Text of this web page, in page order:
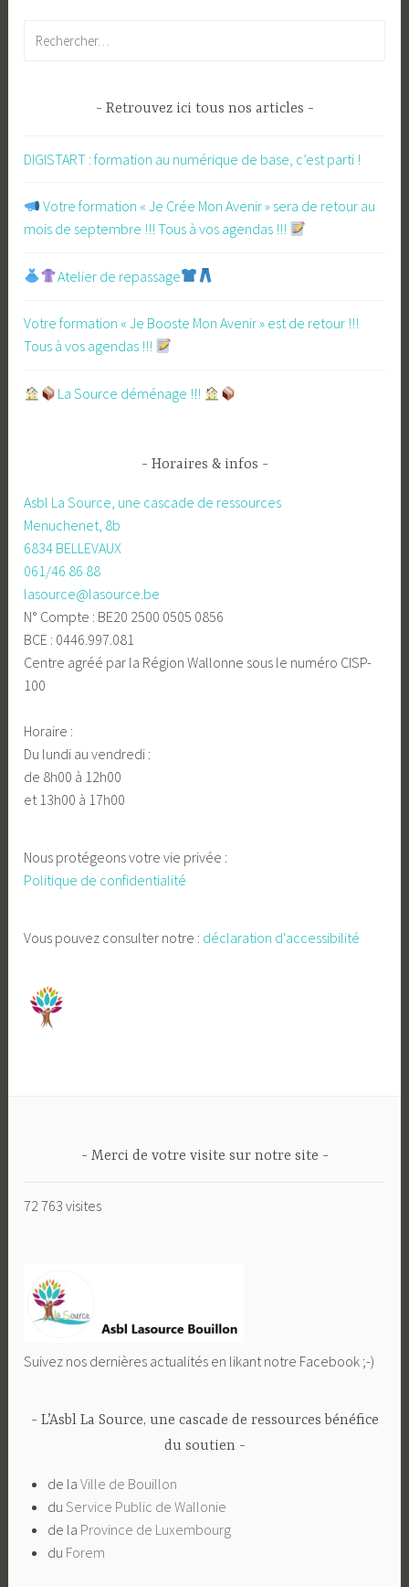
Retrouvez ici tous nos articles
DIGISTART : formation au numérique de base, c’est parti !
​ Votre formation « Je Crée Mon Avenir » sera de retour au
mois de septembre !!! Tous à vos agendas !!!
Atelier de repassage​
Votre formation « Je Booste Mon Avenir » est de retour !!!
Tous à vos agendas !!!
​La Source déménage !!!
Horaires & infos
Asbl La Source, une cascade de ressources
Menuchenet, 8b
6834 BELLEVAUX
061/46 86 88
lasource@lasource.be
N° Compte : BE20 2500 0505 0856
BCE : 0446.997.081
Centre agréé par la Région Wallonne sous le numéro CISP-
100
Horaire :
Du lundi au vendredi :
de 8h00 à 12h00
et 13h00 à 17h00
Nous protégeons votre vie privée :
Politique de confidentialité
Vous pouvez consulter notre : déclaration d'accessibilité
Merci de votre visite sur notre site
72 763 visites
Suivez nos dernières actualités en likant notre Facebook ;-)
L’Asbl La Source, une cascade de ressources bénéfice
du soutien
de la Ville de Bouillon
du Service Public de Wallonie
de la Province de Luxembourg
du Forem